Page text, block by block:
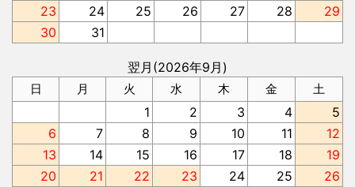
23
24 25 26 27 28
29
30
31
翌月(2026年9月)
日 月 火 水 木 金 土
1 2 3 4
5
6
7 8 9 10 11
12
13
14 15 16 17 18
19
20
21 22 23 24 25 26